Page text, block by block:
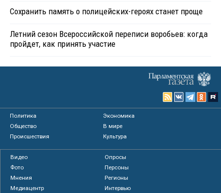
Сохранить память о полицейских-героях станет проще
Летний сезон Всероссийской переписи воробьев: когда
пройдет, как принять участие
Политика
Экономика
Общество
В мире
Происшествия
Культура
Видео
Опросы
Фото
Персоны
Мнения
Регионы
Медиацентр
Интервью